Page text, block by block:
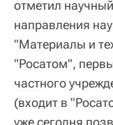
отметил
направления
"Материалы и
"Росатом",
частного
(входит в
уже сегодня